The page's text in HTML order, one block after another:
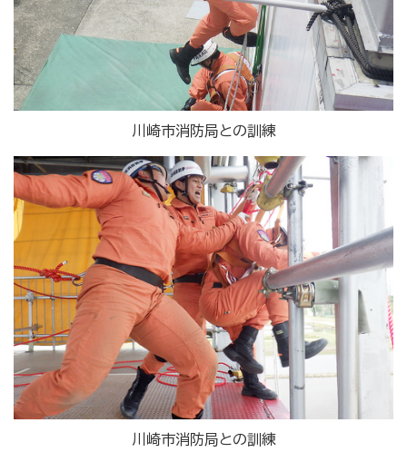
川崎市消防局との訓練
川崎市消防局との訓練